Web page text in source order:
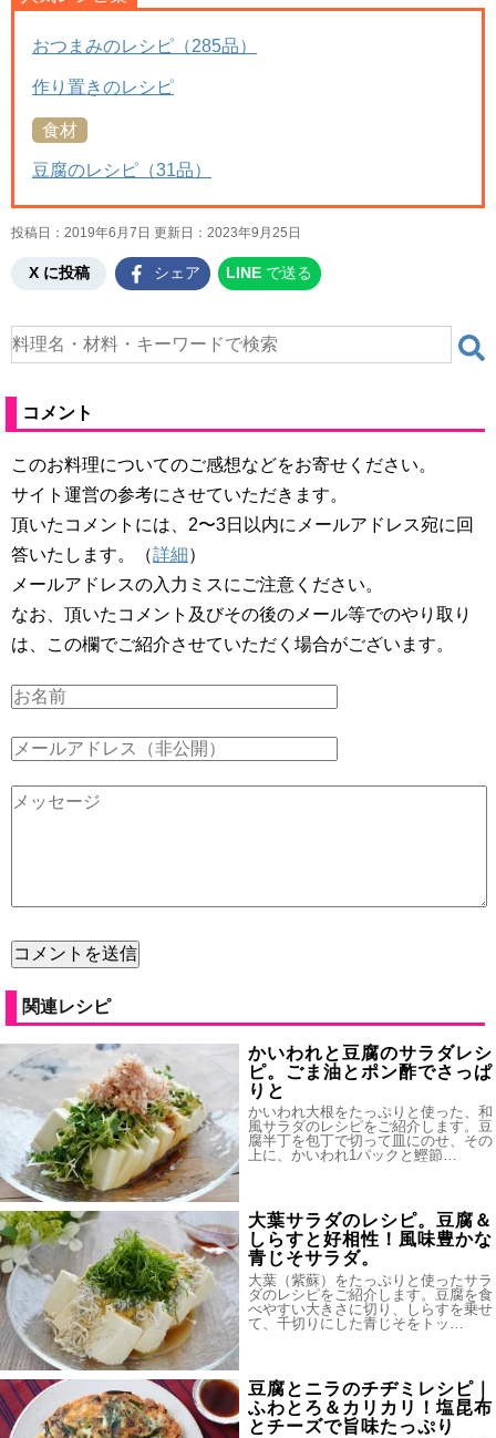
おつまみのレシピ（285品）
作り置きのレシピ
食材
豆腐のレシピ（31品）
投稿日：2019年6月7日 更新日： 2023年9月25日
X に投稿 シェア LINE で送る
コメント
このお料理についてのご感想などをお寄せください。
サイト運営の参考にさせていただきます。
頂いたコメントには、2〜3日以内にメールアドレス宛に回
答いたします。（詳細）
メールアドレスの入力ミスにご注意ください。
なお、頂いたコメント及びその後のメール等でのやり取り
は、この欄でご紹介させていただく場合がございます。
関連レシピ
かいわれと豆腐のサラダレシ
ピ。ごま油とポン酢でさっぱ
りと
かいわれ大根をたっぷりと使った、和
風サラダのレシピをご紹介します。豆
腐半丁を包丁で切って皿にのせ、その
上に、かいわれ1パックと鰹節…
大葉サラダのレシピ。豆腐＆
しらすと好相性！風味豊かな
青じそサラダ。
大葉（紫蘇）をたっぷりと使ったサラ
ダのレシピをご紹介します。豆腐を食
べやすい大きさに切り、しらすを乗せ
て、千切りにした青じそをトッ…
豆腐とニラのチヂミレシピ｜
ふわとろ＆カリカリ！塩昆布
とチーズで旨味たっぷり